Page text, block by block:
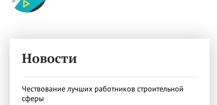
Новости
Чествование лучших работников строительной
сферы